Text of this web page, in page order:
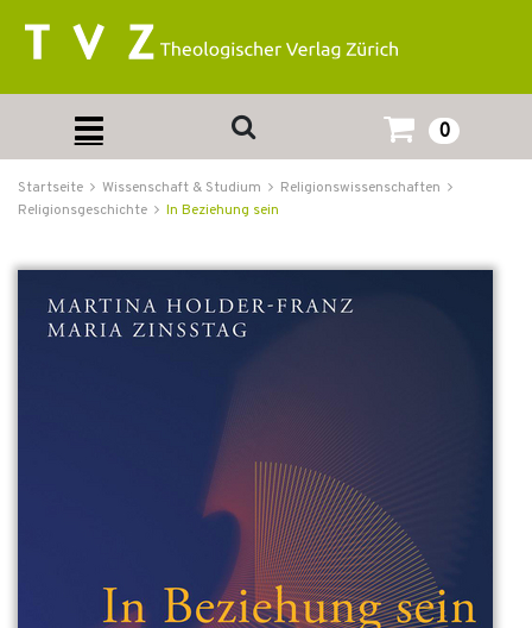
0
Startseite Wissenschaft & Studium
Religionswissenschaften
Religionsgeschichte
In Beziehung sein